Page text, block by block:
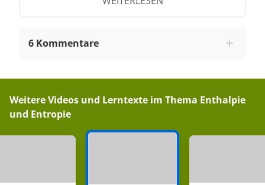
Was die freie Reaktionsenthalpie ist.
Gleichgewicht. Sagen wir mal, wir haben eine
Reaktion sei reversibel, also umkehrbar, was
durch den Doppelpfeil angedeutet wird. Gehen
wir nun von der Situation aus, dass wir am
Teil dieser Edukte in Produkte verwandelt haben,
6 Kommentare
Weitere Videos und Lerntexte im Thema Enthalpie
und Entropie